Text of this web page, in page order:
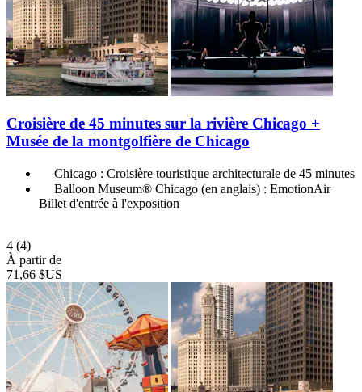
Croisière de 45 minutes sur la rivière Chicago +
Musée de la montgolfière de Chicago
Chicago : Croisière touristique architecturale de 45 minutes
Balloon Museum® Chicago (en anglais) : EmotionAir
Billet d'entrée à l'exposition
4 (4)
À partir de
71,66 $US